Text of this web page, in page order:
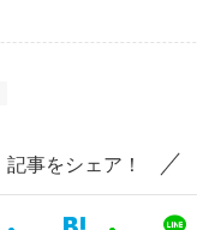
記事をシェア！